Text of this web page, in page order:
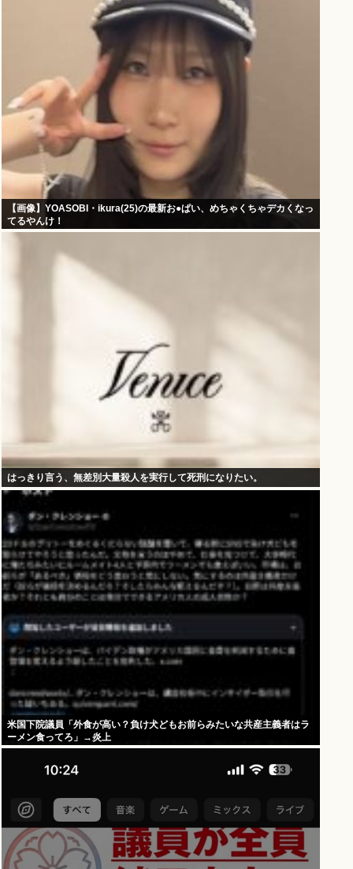
【画像】YOASOBI・ikura(25)の最新お●ぱい、めちゃくちゃデカくなっ
てるやんけ！
はっきり言う、無差別大量殺人を実行して死刑になりたい。
米国下院議員「外食が高い？負け犬どもお前らみたいな共産主義者はラ
ーメン食ってろ」→炎上